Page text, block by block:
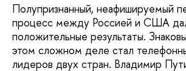
Полупризнанный, неафишируемый
процесс между Россией и США
положительные результаты.
этом сложном деле стал
лидеров двух стран. Владимир